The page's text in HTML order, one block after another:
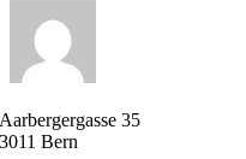
Aarbergergasse 35
3011 Bern